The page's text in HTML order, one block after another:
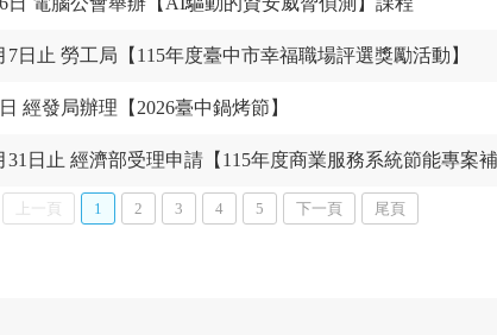
7日止 勞工局【115年度臺中市幸福職場評選獎勵活動】
經發局辦理【2026臺中鍋烤節】
31日止 經濟部受理申請【115年度商業服務系統節能專案補
上一頁 1 2 3 4 5 下一頁 尾頁